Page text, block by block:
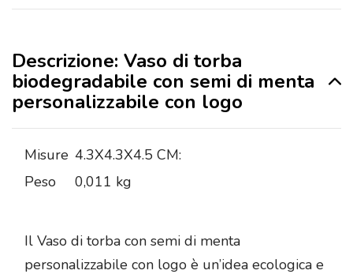
Descrizione: Vaso di torba
biodegradabile con semi di menta
personalizzabile con logo
Misure 4.3X4.3X4.5 CM:
Peso
0,011 kg
Il Vaso di torba con semi di menta
personalizzabile con logo è un’idea ecologica e